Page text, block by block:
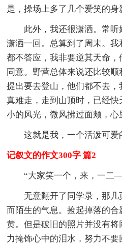
是，操场上多了几个爱笑的身
此外，我还很潇洒。常
潇洒一回。总算到了周末。
都不答应，我非要逆其天命
同意。野营总体来说还比较
提出要去登山，他们都不去
真难走，走到山顶时，已经
小的风光，微风拂过面颊，心
这就是我，一个活泼可爱
记叙文的作文300字 篇2
“大家笑一个，来，一二
无意翻开了同学录，那
而陌生的气息。捡起掉落的合
黄。但是破旧的照片并没有
力掩饰心中的泪水，努力不要